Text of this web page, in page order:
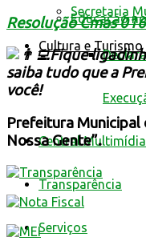
Educação
Cultura e Turismo
Secretaria
Central Multimídia
Transparência
Serviços
Resolução Cmas
Fique
saiba tudo que a
você!
Prefeitura Municipal
Nossa Gente”.